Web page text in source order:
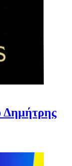
Δημήτρης